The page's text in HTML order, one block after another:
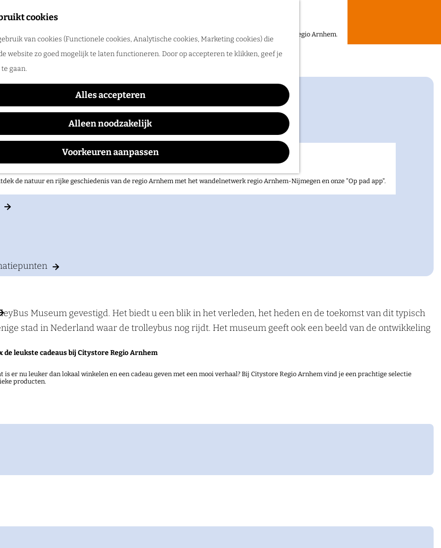
cookies
van cookies (Functionele cookies, Analytische cookies, Marketing cookies) die
website zo goed mogelijk te laten functioneren. Door op accepteren te klikken, geef je
gaan.
Alles accepteren
Alleen noodzakelijk
Voorkeuren aanpassen
in de regio Arnhem
de leukste zomeruitjes, zwemplekken, festivals en vakantietips voor een heerlijke zomer in de regio Arnhem.
de natuur en rijke geschiedenis van de regio Arnhem met het wandelnetwerk regio Arnhem-Nijmegen en onze "Op pad app".
de leukste cadeaus bij Citystore Regio Arnhem
is er nu leuker dan lokaal winkelen en een cadeau geven met een mooi verhaal? Bij Citystore Regio Arnhem vind je een prachtige selectie
producten.
TrolleyBusmuseum Arnhem
Museum gevestigd. Het biedt u een blik in het verleden, het heden en de toekomst van dit typisch
stad in Nederland waar de trolleybus nog rijdt. Het museum geeft ook een beeld van de ontwikkeling
Rietgrachtstraat), buslijn 12 IJsseloord en buslijn 43 Apeldoorn via Dieren (halte Stadskantoor).